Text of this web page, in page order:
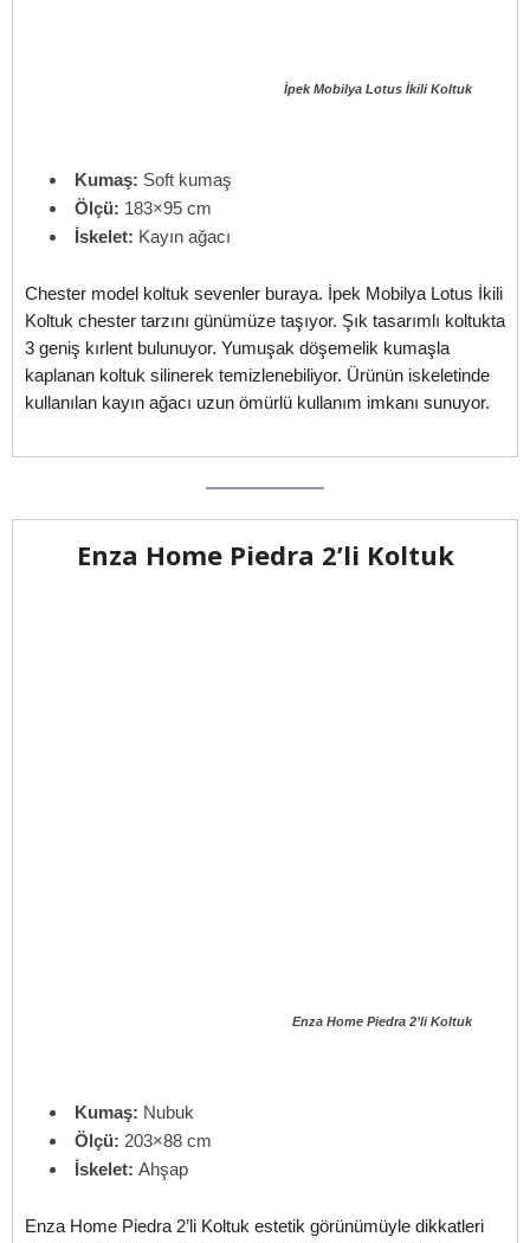
İpek Mobilya Lotus İkili Koltuk
Kumaş: Soft kumaş
Ölçü: 183×95 cm
İskelet: Kayın ağacı
Chester model koltuk sevenler buraya. İpek Mobilya Lotus İkili
Koltuk chester tarzını günümüze taşıyor. Şık tasarımlı koltukta
3 geniş kırlent bulunuyor. Yumuşak döşemelik kumaşla
kaplanan koltuk silinerek temizlenebiliyor. Ürünün iskeletinde
kullanılan kayın ağacı uzun ömürlü kullanım imkanı sunuyor.
Enza Home Piedra 2’li Koltuk
Enza Home Piedra 2’li Koltuk
Kumaş: Nubuk
Ölçü: 203×88 cm
İskelet: Ahşap
Enza Home Piedra 2’li Koltuk estetik görünümüyle dikkatleri